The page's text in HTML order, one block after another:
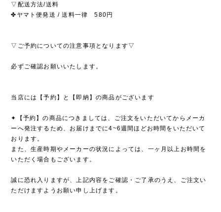
▽配送方法/送料
✤ヤマト便発送 / 送料一律 580円
▽ご予約についての注意事項となります▽
必ずご確認お願いいたします。
当店には【予約】と【即納】の商品がございます
✦【予約】の商品につきましては、ご注文をいただいてからメーカ
ーへ発注するため、お届けまでに4~6週間ほどお時間をいただいて
おります。
また、生産時期やメーカーの状況によっては、一ヶ月以上お時間を
いただく場合もございます。
誠に恐れ入りますが、上記内容をご確認・ご了承のうえ、ご注文い
ただけますようお願い申し上げます。